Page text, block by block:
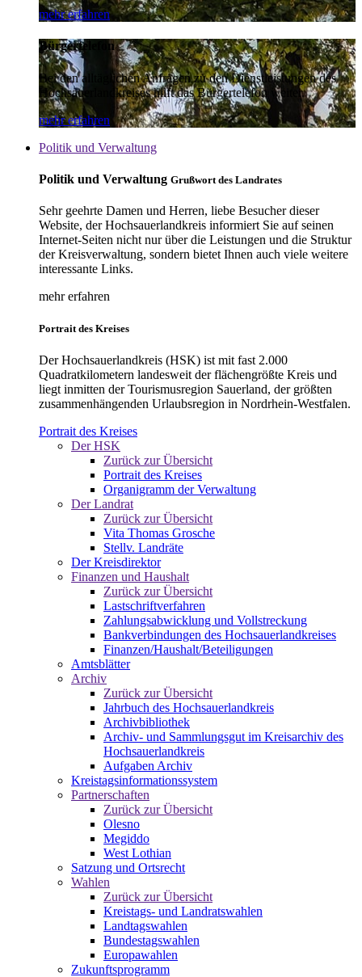
mehr erfahren
Bürgertelefon
Bei den alltäglichen Anfragen zu den Dienstleistungen des
Hochsauerlandkreises hilft das Bürgertelefon weiter.
mehr erfahren
Politik und Verwaltung
Politik und Verwaltung Grußwort des Landrates
Sehr geehrte Damen und Herren, liebe Besucher dieser
Website, der Hochsauerlandkreis informiert Sie auf seinen
Internet-Seiten nicht nur über die Leistungen und die Struktur
der Kreisverwaltung, sondern bietet Ihnen auch viele weitere
interessante Links.
mehr erfahren
Portrait des Kreises
Der Hochsauerlandkreis (HSK) ist mit fast 2.000
Quadratkilometern landesweit der flächengrößte Kreis und
liegt inmitten der Tourismusregion Sauerland, der größten
zusammenhängenden Urlaubsregion in Nordrhein-Westfalen.
Portrait des Kreises
Der HSK
Zurück zur Übersicht
Portrait des Kreises
Organigramm der Verwaltung
Der Landrat
Zurück zur Übersicht
Vita Thomas Grosche
Stellv. Landräte
Der Kreisdirektor
Finanzen und Haushalt
Zurück zur Übersicht
Lastschriftverfahren
Zahlungsabwicklung und Vollstreckung
Bankverbindungen des Hochsauerlandkreises
Finanzen/Haushalt/Beteiligungen
Amtsblätter
Archiv
Zurück zur Übersicht
Jahrbuch des Hochsauerlandkreis
Archivbibliothek
Archiv- und Sammlungsgut im Kreisarchiv des
Hochsauerlandkreis
Aufgaben Archiv
Kreistagsinformationssystem
Partnerschaften
Zurück zur Übersicht
Olesno
Megiddo
West Lothian
Satzung und Ortsrecht
Wahlen
Zurück zur Übersicht
Kreistags- und Landratswahlen
Landtagswahlen
Bundestagswahlen
Europawahlen
Zukunftsprogramm